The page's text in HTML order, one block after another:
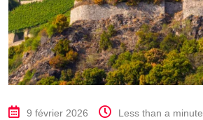
9 février 2026 Less than a minute